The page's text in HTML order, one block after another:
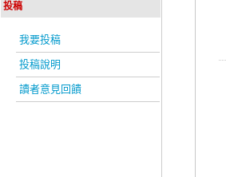
投稿
我要投稿
投稿說明
讀者意見回饋